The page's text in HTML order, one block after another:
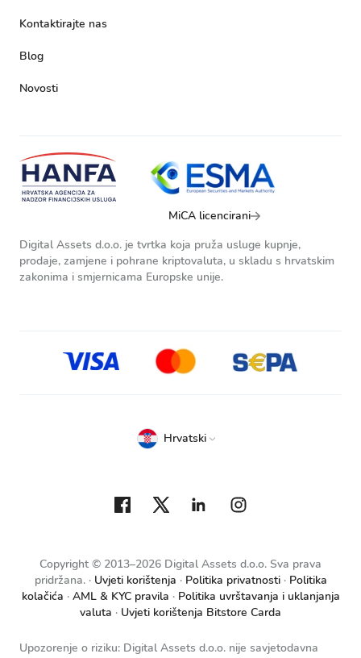
Kontaktirajte nas
Blog
Novosti
MiCA licencirani
Digital Assets d.o.o. je tvrtka koja pruža usluge kupnje,
prodaje, zamjene i pohrane kriptovaluta, u skladu s hrvatskim
zakonima i smjernicama Europske unije.
Copyright © 2013–2026 Digital Assets d.o.o. Sva prava
pridržana.
Uvjeti korištenja Politika privatnosti
Politika
kolačića
AML & KYC pravila
Politika uvrštavanja i uklanjanja
valuta
Uvjeti korištenja Bitstore Carda
Hrvatski
Upozorenje o riziku: Digital Assets d.o.o. nije savjetodavna